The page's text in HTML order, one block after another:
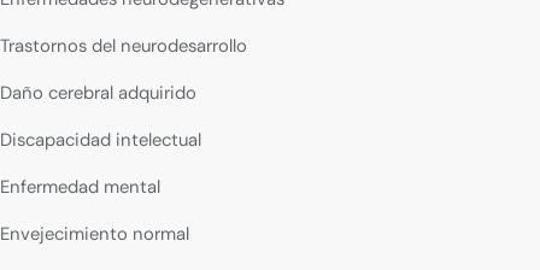
Trastornos del neurodesarrollo
Daño cerebral adquirido
Discapacidad intelectual
Enfermedad mental
Envejecimiento normal